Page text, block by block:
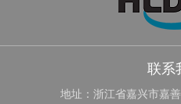
联系
地址：浙江省嘉兴市嘉